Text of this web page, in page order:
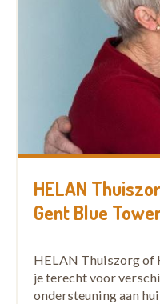
HELAN
Gent Blue
HELAN Thuiszorg of
je terecht voor
ondersteuning aan